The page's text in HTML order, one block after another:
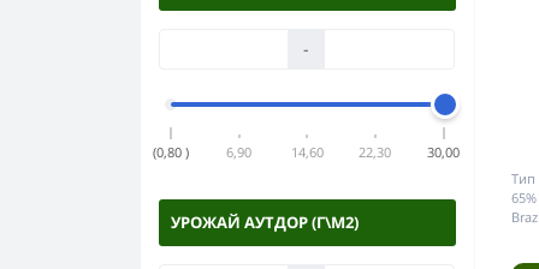
-
(0,80 ) 6,90 14,60 22,30 30,00
УРОЖАЙ АУТДОР (Г\М2)
Тип
65%